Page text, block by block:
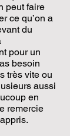
peut faire
ce qu’on a
du
pour un
besoin
très vite ou
aussi
en
remercie